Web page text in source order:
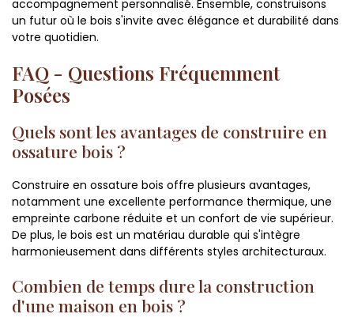
accompagnement personnalisé. Ensemble, construisons
un futur où le bois s'invite avec élégance et durabilité dans
votre quotidien.
FAQ - Questions Fréquemment
Posées
Quels sont les avantages de construire en
ossature bois ?
Construire en ossature bois offre plusieurs avantages,
notamment une excellente performance thermique, une
empreinte carbone réduite et un confort de vie supérieur.
De plus, le bois est un matériau durable qui s'intègre
harmonieusement dans différents styles architecturaux.
Combien de temps dure la construction
d'une maison en bois ?